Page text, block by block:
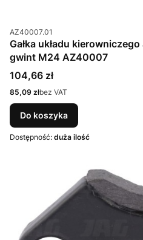
Kod produktu
AZ40007.01
Gałka układu
gwint M24 AZ40007
Cena
104,66 zł
Cena
85,09 złbez VAT
Do koszyka
Dostępność: duża ilość